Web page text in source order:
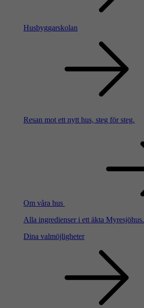
Husbyggarskolan
Resan mot ett nytt hus, steg för steg.
Om våra hus
Alla ingredienser i ett äkta Myresjöhus.
Dina valmöjligheter